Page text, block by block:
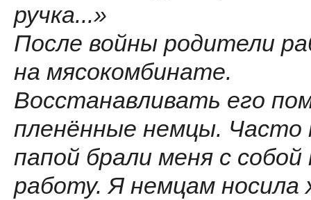
ручка...»
После войны родители
на мясокомбинате.
Восстанавливать его
пленённые немцы. Часто
папой брали меня с собой
работу. Я немцам носила